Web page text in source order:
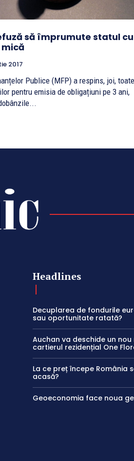
să împrumute statul cu
2017
Publice (MFP) a respins, joi, toate
pentru emisia de obligațiuni pe 3 ani,
Headlines
Decuplarea de fondurile
sau oportunitate ratată?
Auchan va deschide un nou
cartierul rezidențial One
La ce preț începe România
acasă?
Geoeconomia face noua